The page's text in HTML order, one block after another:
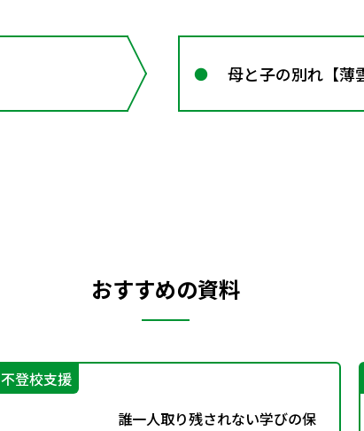
母と子の別れ【薄
おすすめの資料
不登校支援
誰一人取り残されない学びの保